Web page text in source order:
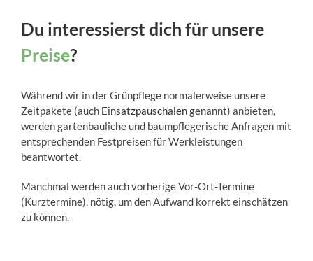
Du interessierst dich für unsere
Preise?
Während wir in der Grünpflege normalerweise unsere
Zeitpakete (auch Einsatzpauschalengenannt) anbieten,
werden gartenbauliche und baumpflegerische Anfragen mit
entsprechenden Festpreisen für Werkleistungen
beantwortet.
Manchmal werden auch vorherige Vor-Ort-Termine
(Kurztermine), nötig, um den Aufwand korrekt einschätzen
zu können.